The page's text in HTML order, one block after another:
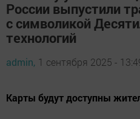
России выпустили
с символикой
технологий
admin, 1 сентября 2025 -
Карты будут доступны